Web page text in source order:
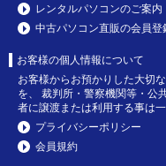
レンタルパソコンのご案内
中古パソコン直販の会員登
お客様の個人情報について
お客様からお預かりした大切
を、 裁判所・警察機関等・公
者に譲渡または利用する事は一
プライバシーポリシー
会員規約